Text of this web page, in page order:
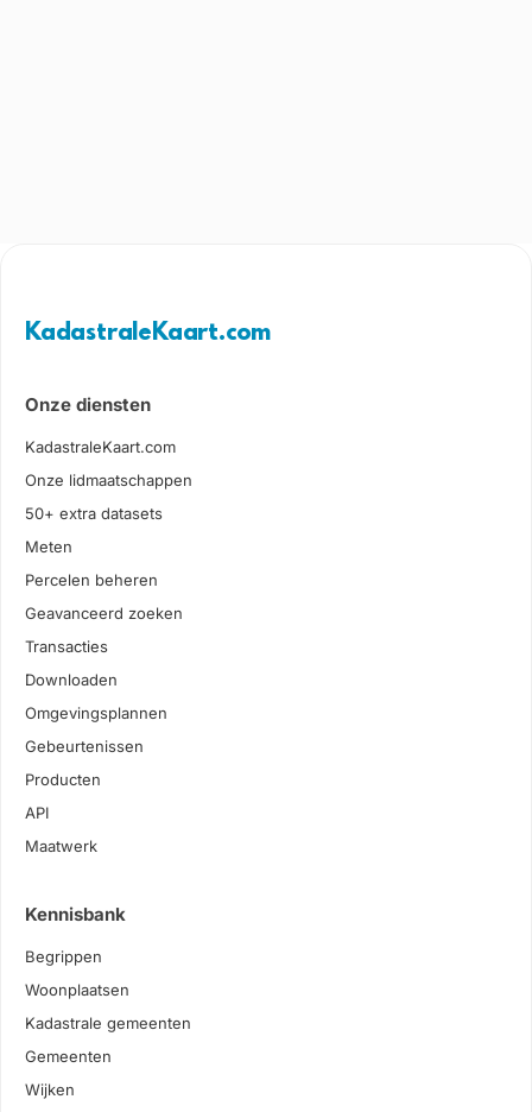
KadastraleKaart.com
Onze diensten
KadastraleKaart.com
Onze lidmaatschappen
50+ extra datasets
Meten
Percelen beheren
Geavanceerd zoeken
Transacties
Downloaden
Omgevingsplannen
Gebeurtenissen
Producten
API
Maatwerk
Kennisbank
Begrippen
Woonplaatsen
Kadastrale gemeenten
Gemeenten
Wijken